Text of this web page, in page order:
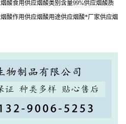
酸食用供应烟酸类别含量99%供应烟酸质
酸作用供应烟酸用途供应烟酸*厂家供应烟